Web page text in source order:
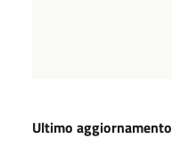
Ultimo aggiornamento